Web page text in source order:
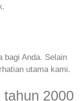
bagi Anda. Selain
utama kami.
2000